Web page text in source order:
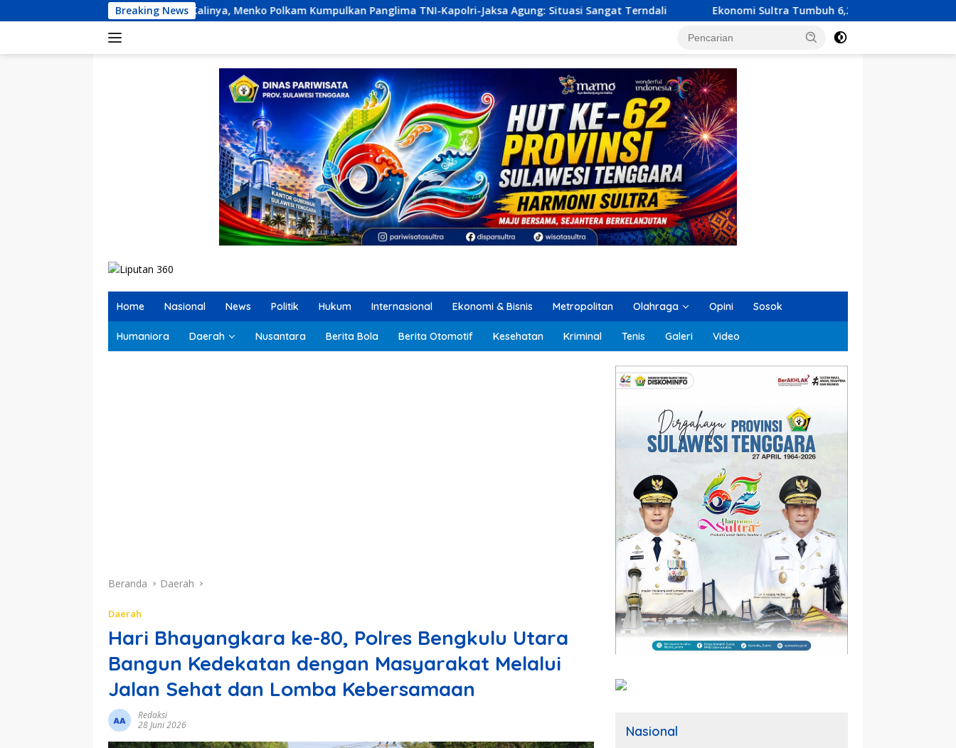
ke
Breaking News
Pertama Kalinya, Menko Polkam Kumpulkan Panglima TNI-Kapolri-Jaksa Agung: Situasi Sangat Terndali Ekonomi Sultra Tumbuh 6,23 Persen, KUA-PPAS 2027 Resmi Diserahkan ke
Home Nasional News Politik Hukum Internasional Ekonomi & Bisnis Metropolitan Olahraga Opini Sosok
Humaniora Daerah Nusantara Berita Bola Berita Otomotif Kesehatan Kriminal Tenis Galeri Video
Beranda Daerah
Daerah
Hari Bhayangkara ke-80, Polres Bengkulu Utara
Bangun Kedekatan dengan Masyarakat Melalui
Jalan Sehat dan Lomba Kebersamaan
Redaksi
28 Juni 2026
Nasional